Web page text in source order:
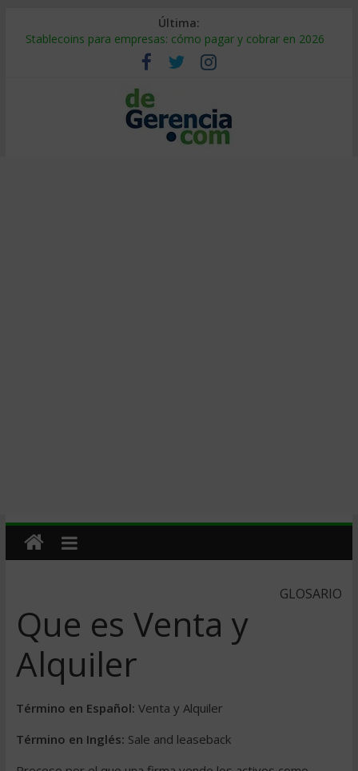
Última:
Stablecoins para empresas: cómo pagar y cobrar en 2026
Despido silencioso: qué es y por qué sale tan caro
IA en selección de personal: cómo auditarla a tiempo
Trabajo forzoso en la cadena de suministro: qué hacer
Mercado hispano de EE. UU.: cómo segmentarlo y venderle
GLOSARIO
Que es Venta y
Alquiler
Término en Español: Venta y Alquiler
Término en Inglés: Sale and leaseback